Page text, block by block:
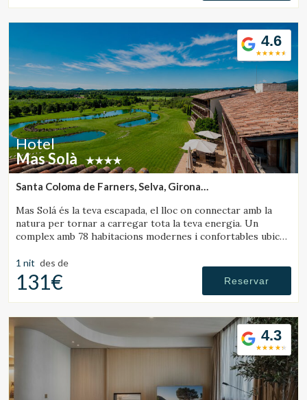
4.6
Hotel
Mas Solà
Santa Coloma de Farners, Selva, Girona
Mas Solá és la teva escapada, el lloc on connectar amb la
natura per tornar a carregar tota la teva energia. Un
complex amb 78 habitacions modernes i confortables ubicat
1 nit des de
131€ Reservar
4.3